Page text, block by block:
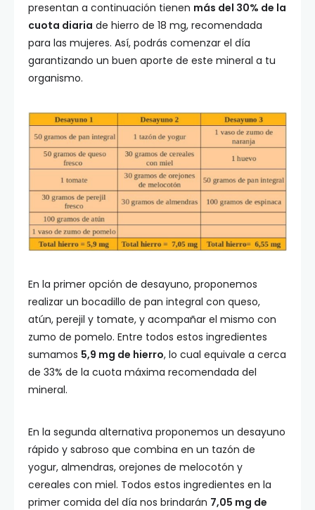
presentan a continuación tienen más del 30% de la
cuota diaria de hierro de 18 mg, recomendada
para las mujeres. Así, podrás comenzar el día
garantizando un buen aporte de este mineral a tu
organismo.
En la primer opción de desayuno, proponemos
realizar un bocadillo de pan integral con queso,
atún, perejil y tomate, y acompañar el mismo con
zumo de pomelo. Entre todos estos ingredientes
sumamos 5,9 mg de hierro, lo cual equivale a cerca
de 33% de la cuota máxima recomendada del
mineral.
En la segunda alternativa proponemos un desayuno
rápido y sabroso que combina en un tazón de
yogur, almendras, orejones de melocotón y
cereales con miel. Todos estos ingredientes en la
primer comida del día nos brindarán 7,05 mg de